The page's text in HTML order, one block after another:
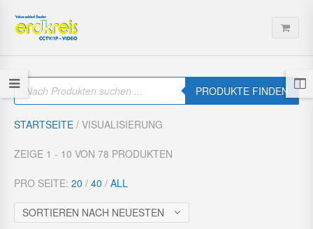
P
r
o
u
c
s
s
a
r
PRODUKTE FINDEN
STARTSEITE / VISUALISIERUNG
ZEIGE 1 - 10 VON 78 PRODUKTEN
PRO SEITE: 20 / 40 / ALL
SORTIEREN NACH NEUESTEN